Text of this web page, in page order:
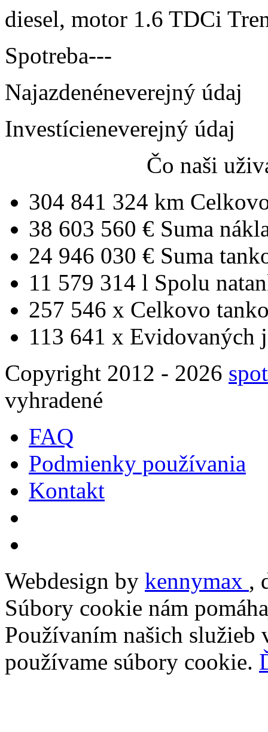
diesel, motor 1.6 TDCi
Spotreba---
Najazdenéneverejný údaj
Investícieneverejný údaj
Čo naši
304 841 324 km
38 603 560 € Suma
24 946 030 € Suma
11 579 314 l Spolu
257 546 x Celkovo
113 641 x Evidovaných
Copyright 2012 - 2026
vyhradené
FAQ
Podmienky používania
Kontakt
Webdesign by kennymax ,
Súbory cookie nám
Používaním našich služieb
používame súbory cookie.